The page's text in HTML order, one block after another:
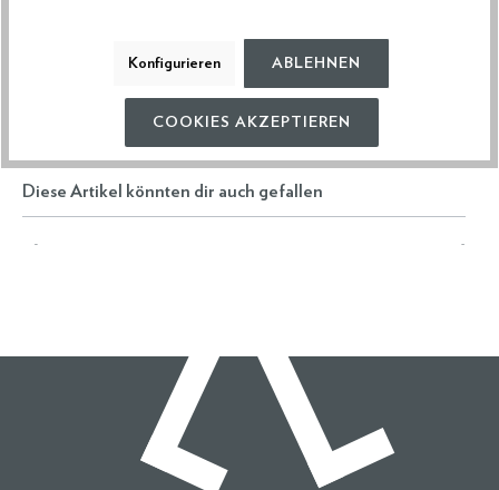
VERSAND & RETOURE
Diese Artikel könnten dir auch gefallen
Konfigurieren ABLEHNEN
COOKIES AKZEPTIEREN